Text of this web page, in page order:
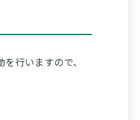
行いますので、